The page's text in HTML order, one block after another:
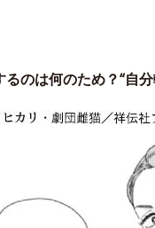
のは何のため？“自